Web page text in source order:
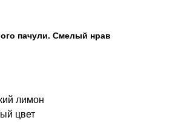
пачули. Смелый нрав
лимон
цвет